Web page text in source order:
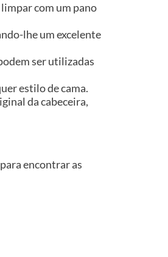
com um pano
lhe um excelente
ser utilizadas
estilo de cama.
da cabeceira,
encontrar as